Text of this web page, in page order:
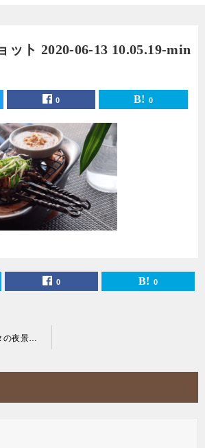
ット 2020-06-13 10.05.19-min
0 0
0 0
【完全版】ジャカルタの夜景を一望できる20のおすすめスカイバーを紹介！